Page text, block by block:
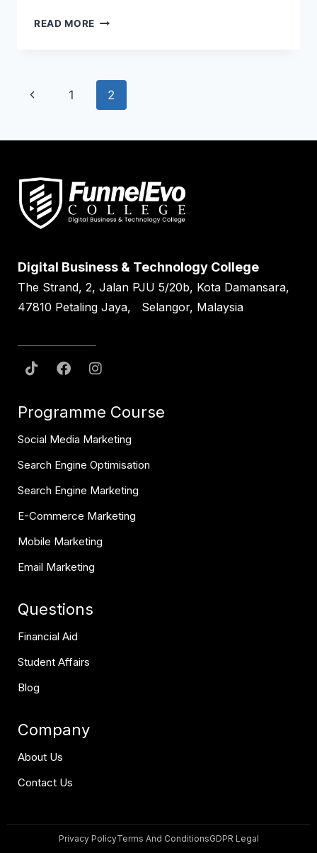
READ MORE
1 2
Digital Business & Technology College
The Strand, 2, Jalan PJU 5/20b, Kota Damansara,
47810 Petaling Jaya, Selangor, Malaysia
Programme Course
Social Media Marketing
Search Engine Optimisation
Search Engine Marketing
E-Commerce Marketing
Mobile Marketing
Email Marketing
Questions
Financial Aid
Student Affairs
Blog
Company
About Us
Contact Us
Privacy PolicyTerms And ConditionsGDPR Legal